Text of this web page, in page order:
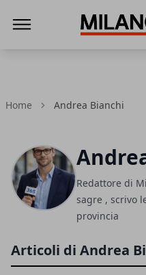
Home Andrea Bianchi
Redattore di
sagre , scrivo
provincia
Articoli di Andrea